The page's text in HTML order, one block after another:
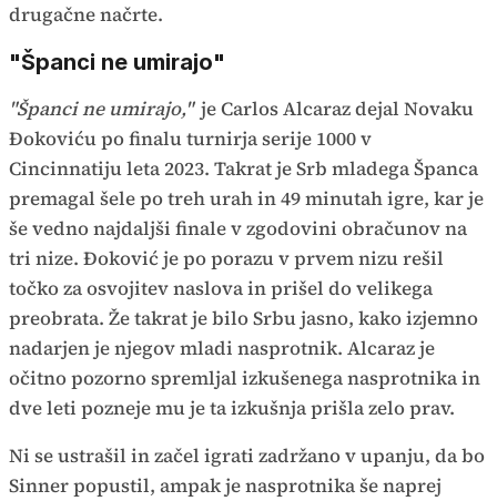
drugačne načrte.
"Španci ne umirajo"
"Španci ne umirajo," je Carlos Alcaraz dejal Novaku
Đokoviću po finalu turnirja serije 1000 v
Cincinnatiju leta 2023. Takrat je Srb mladega Španca
premagal šele po treh urah in 49 minutah igre, kar je
še vedno najdaljši finale v zgodovini obračunov na
tri nize. Đoković je po porazu v prvem nizu rešil
točko za osvojitev naslova in prišel do velikega
preobrata. Že takrat je bilo Srbu jasno, kako izjemno
nadarjen je njegov mladi nasprotnik. Alcaraz je
očitno pozorno spremljal izkušenega nasprotnika in
dve leti pozneje mu je ta izkušnja prišla zelo prav.
Ni se ustrašil in začel igrati zadržano v upanju, da bo
Sinner popustil, ampak je nasprotnika še naprej